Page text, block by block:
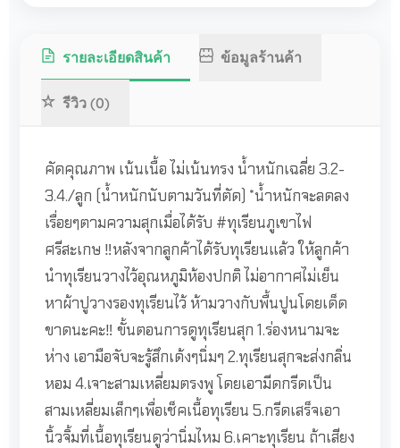
รายละเอียดสินค้า ข้อมูลร้านค้า
รีวิว (0)
คัดคุณภาพ เน้นเนื้อ ไม่เน้นทรง น้ำหนักเฉลี่ย 3.2-
3.4./ลูก (น้ำหนักนับตามวันที่ตัด) *น้ำหนักจะลดลง
เรื่อยๆตามความสุกเมื่อได้รับ #ทุเรียนภูเขาไฟ
ศรีสะเกษ ‼️หลังจากลูกค้าได้รับทุเรียนแล้ว ให้ลูกค้า
นำทุเรียนวางไว้อุณหภูมิห้องปกติ ไม่อากาศไม่เย็น
หาผ้าปูวางรองทุเรียนไว้ ห้ามวางกับพื้นปูนโดยเด็ด
ขาดนะคะ‼️ ขั้นตอนการดูทุเรียนสุก 1.ร่องหนามจะ
ห่าง เอามือจับจะรู้สึกเด้งๆนิ่มๆ 2.ทุเรียนสุกจะส่งกลิ่น
หอม 4.เจาะสามเหลี่ยมตรงพู โดยเอามีดกรีดเป็น
สามเหลี่ยมเล็กๆเพื่อเช็คเนื้อทุเรียน 5.กรีดเสร็จเอา
นิ้วจิ้มที่เนื้อทุเรียนดูว่านิ่มไหม 6.เคาะทุเรียน ถ้าเสียง